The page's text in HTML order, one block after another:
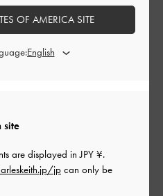
かった
は役に立ちましたか？
site
are displayed inJPY ¥.
jpcan only be
OF AMERICA SITE